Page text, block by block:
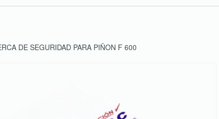
DE SEGURIDAD PARA PIÑON F 600